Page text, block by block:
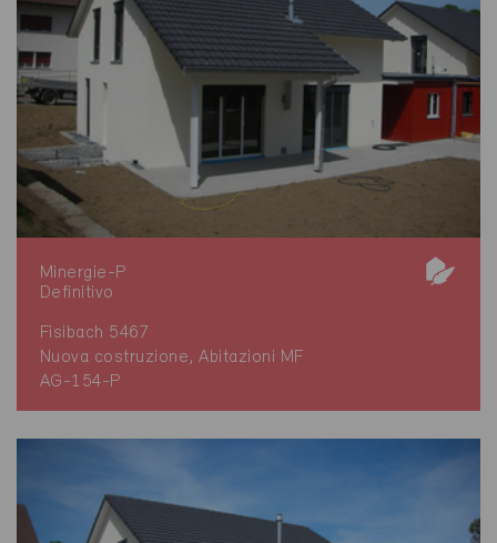
Minergie-P
Definitivo
Fisibach 5467
Nuova costruzione, Abitazioni MF
AG-154-P